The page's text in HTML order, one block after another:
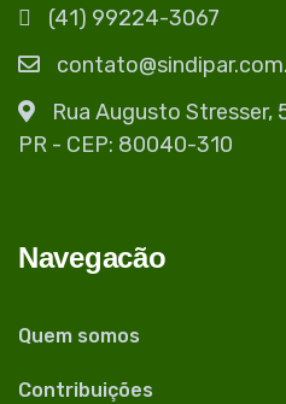
(41) 99224-3067
Rua Augusto
PR - CEP: 80040-310
Navegacão
Quem somos
Contribuições